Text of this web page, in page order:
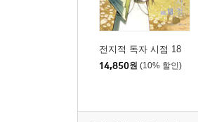
전지적 독자 시점 18
14,850원 (10% 할인)